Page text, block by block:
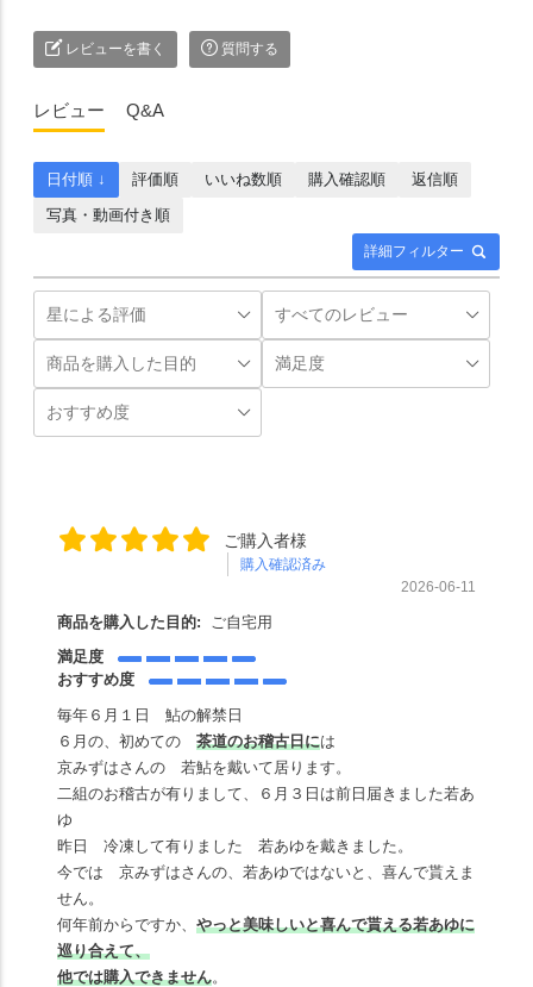
レビューを書く 質問する
レビュー Q&A
詳細フィルター
日付順 ↓ 評価順 いいね数順 購入確認順
返信順
写真・動画付き順
ご購入者様
購入確認済み
2026-06-11
商品を購入した目的:
ご自宅用
満足度
おすすめ度
毎年６月１日 鮎の解禁日
６月の、初めての 茶道のお稽古日には
京みずはさんの 若鮎を戴いて居ります。
二組のお稽古が有りまして、６月３日は前日届きました若あ
ゆ
昨日 冷凍して有りました 若あゆを戴きました。
今では 京みずはさんの、若あゆではないと、喜んで貰えま
せん。
何年前からですか、 やっと美味しいと喜んで貰える若あゆに
巡り合えて、
他では購入できません。